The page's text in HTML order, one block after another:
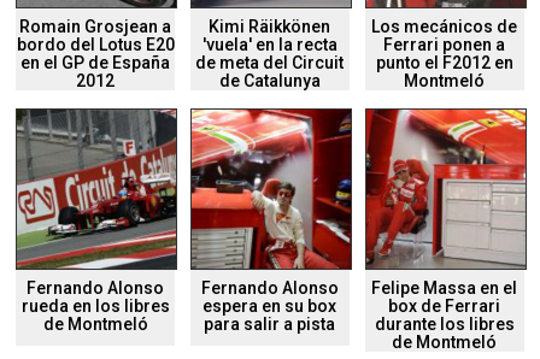
Romain Grosjean a
bordo del Lotus E20
en el GP de España
2012
Kimi Räikkönen
'vuela' en la recta
de meta del Circuit
de Catalunya
Los mecánicos de
Ferrari ponen a
punto el F2012 en
Montmeló
Fernando Alonso
rueda en los libres
de Montmeló
Fernando Alonso
espera en su box
para salir a pista
Felipe Massa en el
box de Ferrari
durante los libres
de Montmeló